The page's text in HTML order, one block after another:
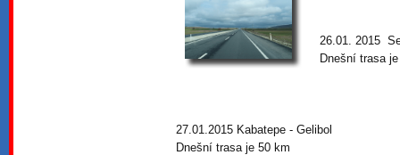
26.01. 2015
Dnešní trasa
27.01.2015 Kabatepe - Gelibol
Dnešní trasa je 50 km